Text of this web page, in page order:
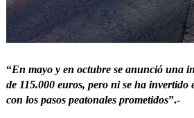
“En mayo y en octubre se anunció una
de 115.000 euros, pero ni se ha invertido
con los pasos peatonales prometidos”.-